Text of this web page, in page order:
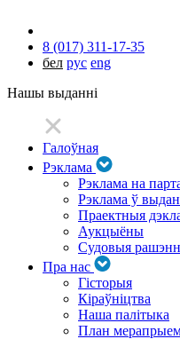
8 (017) 311-17-35
бел рус eng
Нашы выданні
Галоўная
Рэклама
Рэклама на
Рэклама ў
Праектныя
Аукцыёны
Судовыя
Пра нас
Гісторыя
Кіраўніцтва
Наша палітыка
План